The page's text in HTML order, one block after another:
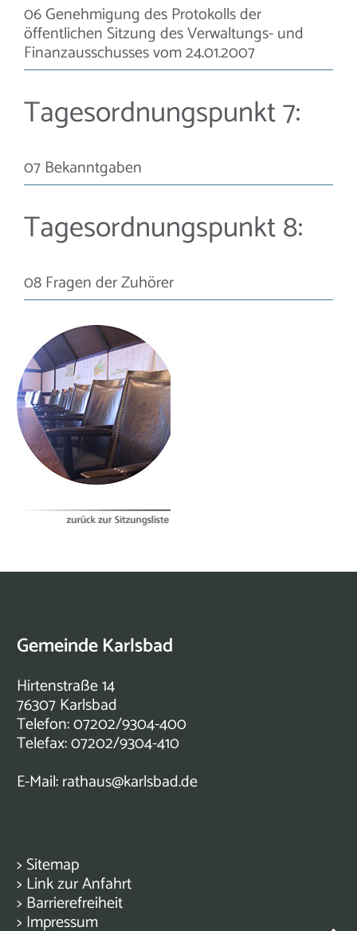
06 Genehmigung des Protokolls der
öffentlichen Sitzung des Verwaltungs- und
Finanzausschusses vom 24.01.2007
Tagesordnungspunkt 7:
07 Bekanntgaben
Tagesordnungspunkt 8:
08 Fragen der Zuhörer
Gemeinde Karlsbad
Hirtenstraße 14
76307 Karlsbad
Telefon: 07202/9304-400
Telefax: 07202/9304-410
E-Mail:rathaus@karlsbad.de
> Sitemap
> Link zur Anfahrt
> Barrierefreiheit
> Impressum